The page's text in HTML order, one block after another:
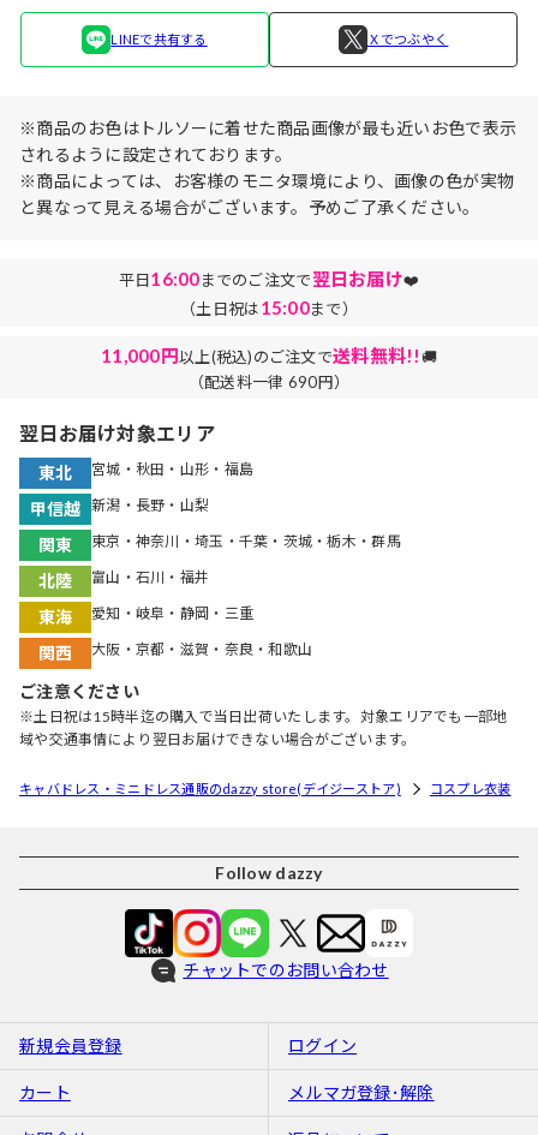
LINEで共有する Ｘでつぶやく
※商品のお色はトルソーに着せた商品画像が最も近いお色で表示
されるように設定されております。
※商品によっては、お客様のモニタ環境により、画像の色が実物
と異なって見える場合がございます。予めご了承ください。
平日16:00までのご注文で翌日お届け❤️
（土日祝は15:00まで）
11,000円以上(税込)のご注文で送料無料!!🚚
（配送料一律 690円）
翌日お届け対象エリア
東北 宮城・秋田・山形・福島
甲信越 新潟・長野・山梨
関東 東京・神奈川・埼玉・千葉・茨城・栃木・群馬
北陸 富山・石川・福井
東海 愛知・岐阜・静岡・三重
関西 大阪・京都・滋賀・奈良・和歌山
ご注意ください
※土日祝は15時半迄の購入で当日出荷いたします。対象エリアでも一部地
域や交通事情により翌日お届けできない場合がございます。
キャバドレス・ミニドレス通販のdazzy store(デイジーストア) コスプレ衣装
Follow dazzy
チャットでのお問い合わせ
新規会員登録 ログイン
カート メルマガ登録･解除